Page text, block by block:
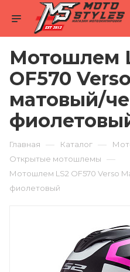
Мотошлем
OF570
матовый/
Главная — Каталог —
Открытые мотошлемы —
Мотошлем LS2 OF570 Verso
фиолетовый